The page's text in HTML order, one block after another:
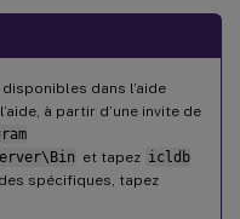
dans l’aide
à partir d’une invite de
et tapez icldb
spécifiques, tapez